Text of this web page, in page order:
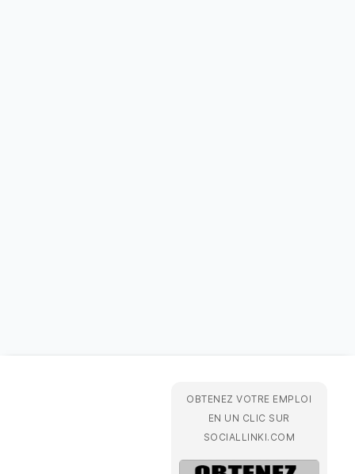
OBTENEZ VOTRE EMPLOI
EN UN CLIC SUR
SOCIALLINKI.COM